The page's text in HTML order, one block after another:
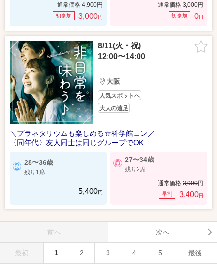
通常価格 4,900円
初参加 3,000円
通常価格 3,000円
初参加 0円
8/11(火・祝)
12:00〜14:00
大阪
人気スポットへ
大人の遠足
＼プラネタリウムも楽しめる☆科学館コン／
〈同年代〉友人同士は同じグループでOK
28〜36歳
残り1席
5,400円
27〜34歳
残り2席
通常価格 3,900円
早割 3,400円
前へ 次へ
最初 1 2 3 4 5 最後